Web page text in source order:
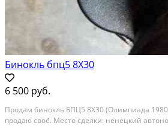
Бинокль бпц5 8X30
6 500 руб.
Продам бинокль БПЦ5 8X30 (Олимпиада
продаю своё. Место сделки: ненецкий